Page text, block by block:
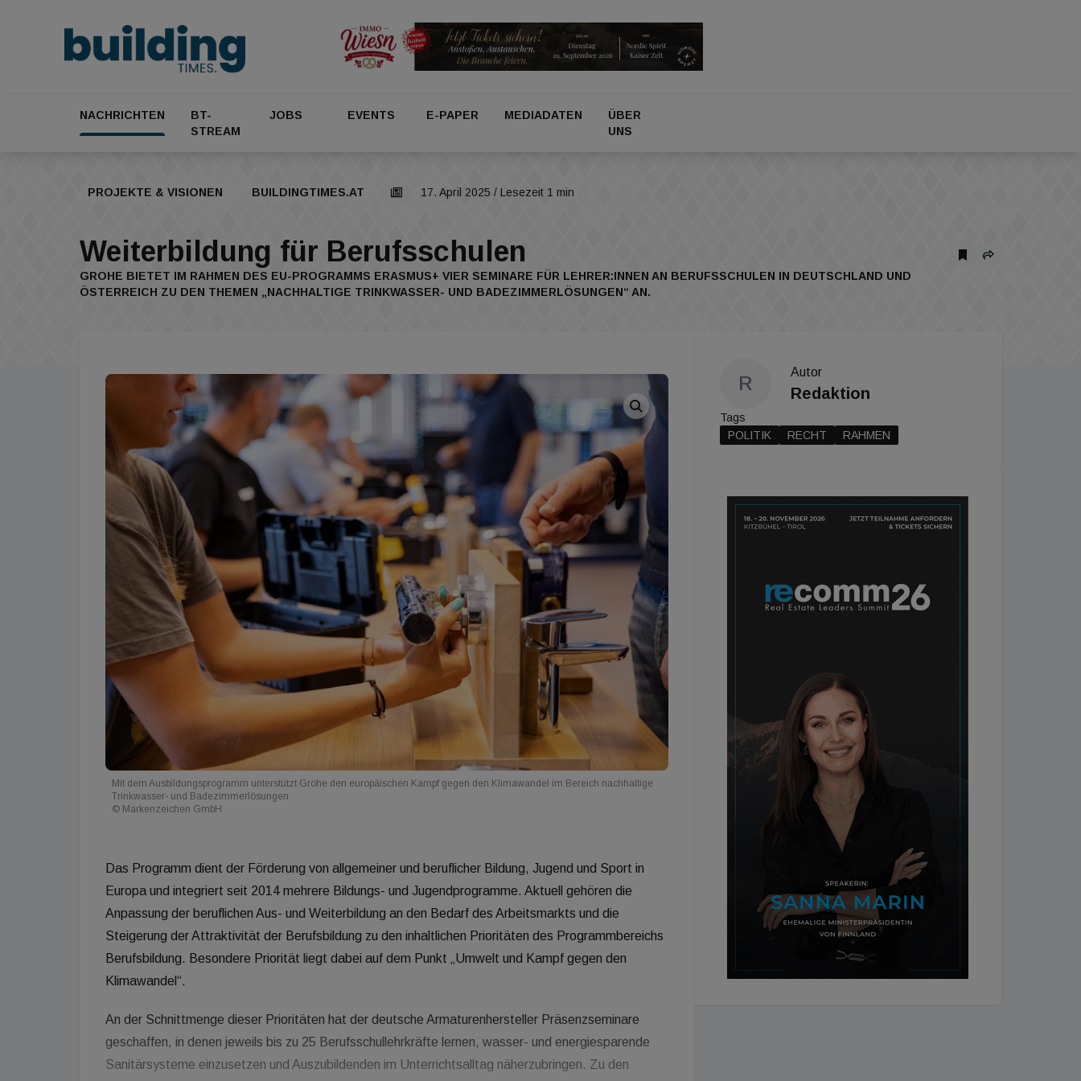
NACHRICHTEN
BT-
STREAM
JOBS EVENTS E-PAPER MEDIADATEN
ÜBER
UNS
PROJEKTE & VISIONEN BUILDINGTIMES.AT 17. April 2025 / Lesezeit 1 min
Weiterbildung für Berufsschulen
GROHE BIETET IM RAHMEN DES EU-PROGRAMMS ERASMUS+ VIER SEMINARE FÜR LEHRER:INNEN AN BERUFSSCHULEN IN DEUTSCHLAND UND
ÖSTERREICH ZU DEN THEMEN „NACHHALTIGE TRINKWASSER- UND BADEZIMMERLÖSUNGEN“ AN.
Mit dem Ausbildungsprogramm unterstützt Grohe den europäischen Kampf gegen den Klimawandel im Bereich nachhaltige
Trinkwasser- und Badezimmerlösungen
© Markenzeichen GmbH
Das Programm dient der Förderung von allgemeiner und beruflicher Bildung, Jugend und Sport in
Europa und integriert seit 2014 mehrere Bildungs- und Jugendprogramme. Aktuell gehören die
Anpassung der beruflichen Aus- und Weiterbildung an den Bedarf des Arbeitsmarkts und die
Steigerung der Attraktivität der Berufsbildung zu den inhaltlichen Prioritäten des Programmbereichs
Berufsbildung. Besondere Priorität liegt dabei auf dem Punkt „Umwelt und Kampf gegen den
Klimawandel“.
An der Schnittmenge dieser Prioritäten hat der deutsche Armaturenhersteller Präsenzseminare
geschaffen, in denen jeweils bis zu 25 Berufsschullehrkräfte lernen, wasser- und energiesparende
Sanitärsysteme einzusetzen und Auszubildenden im Unterrichtsalltag näherzubringen. Zu den
R
Autor
Redaktion
Tags
POLITIK
RECHT RAHMEN